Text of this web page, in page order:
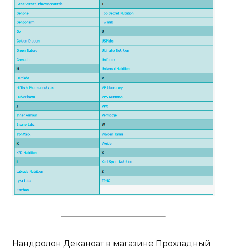
Нандролон Деканоат в магазине Прохладный